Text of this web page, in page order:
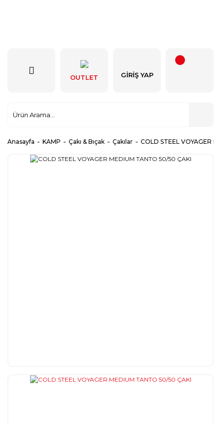
OUTLET GIRIŞ YAP
Anasayfa KAMP Çakı & Bıçak Çakılar COLD STEEL VOYAGER